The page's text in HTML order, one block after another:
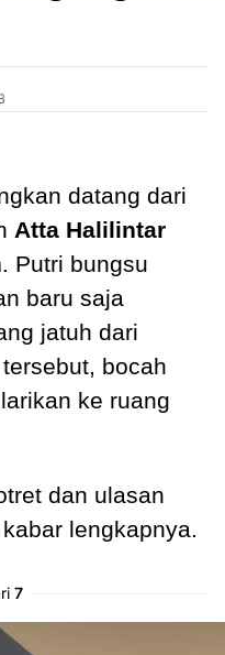
datang dari
Atta Halilintar
. Putri bungsu
baru saja
jatuh dari
bocah
ke ruang
dan ulasan
lengkapnya.
7